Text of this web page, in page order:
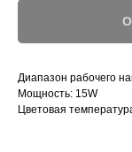
Диапазон рабочего
Мощность: 15W
Цветовая